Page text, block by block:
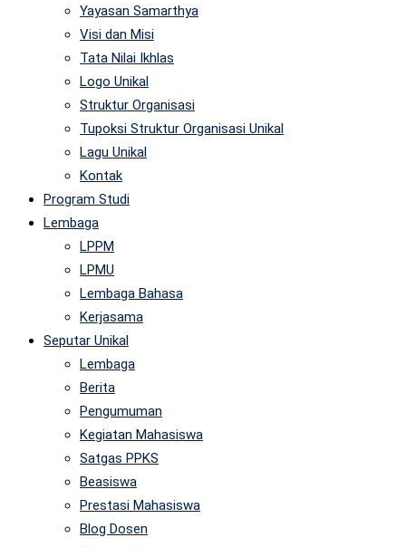
Yayasan Samarthya
Visi dan Misi
Tata Nilai Ikhlas
Logo Unikal
Struktur Organisasi
Tupoksi Struktur Organisasi Unikal
Lagu Unikal
Kontak
Program Studi
Lembaga
LPPM
LPMU
Lembaga Bahasa
Kerjasama
Seputar Unikal
Lembaga
Berita
Pengumuman
Kegiatan Mahasiswa
Satgas PPKS
Beasiswa
Prestasi Mahasiswa
Blog Dosen